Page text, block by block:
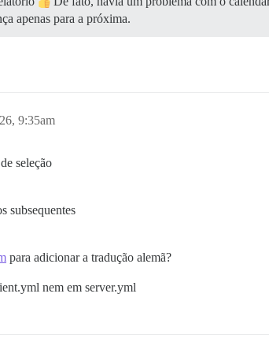
apenas para a próxima.
9:35am
seleção
subsequentes
para adicionar a tradução alemã?
nem em server.yml